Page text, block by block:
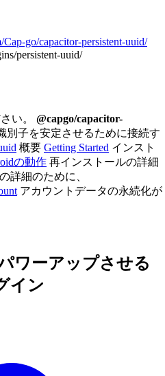
go/capacitor-persistent-uuid/
persistent-uuid/
い。 @capgo/capacitor-
別子を安定させるために接続す
概要 Getting Started インスト
の動作 再インストールの詳細
詳細のために、
アカウントデータの永続化が
ワーアップさせる
イン